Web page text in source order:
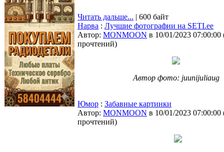
Читать дальше... | 600 байт
Нарва : Лучшие фотографии на SETI.ee
Автор: MONMOON в 10/01/2023 07:00:00
прочтений)
Автор фото: juunijuliaug
Юмор : Забавные картинки
Автор: MONMOON в 10/01/2023 07:00:00
прочтений)